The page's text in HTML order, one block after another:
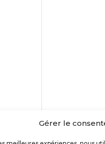
Gérer le